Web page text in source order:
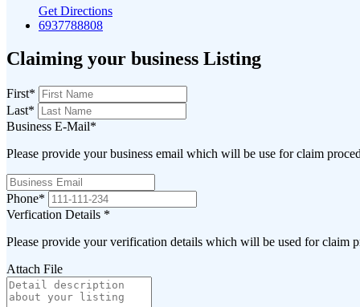
Get Directions
6937788808
Claiming your business Listing
First*
Last*
Business E-Mail*
Please provide your business email which will be use for claim
Phone*
Verfication Details *
Please provide your verification details which will be used for claim
Attach File